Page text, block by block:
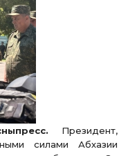
Президент,
силами Абхазии